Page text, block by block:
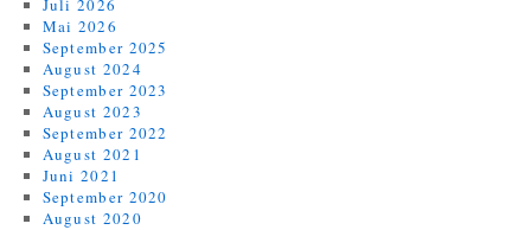
Juli 2026
Mai 2026
September 2025
August 2024
September 2023
August 2023
September 2022
August 2021
Juni 2021
September 2020
August 2020